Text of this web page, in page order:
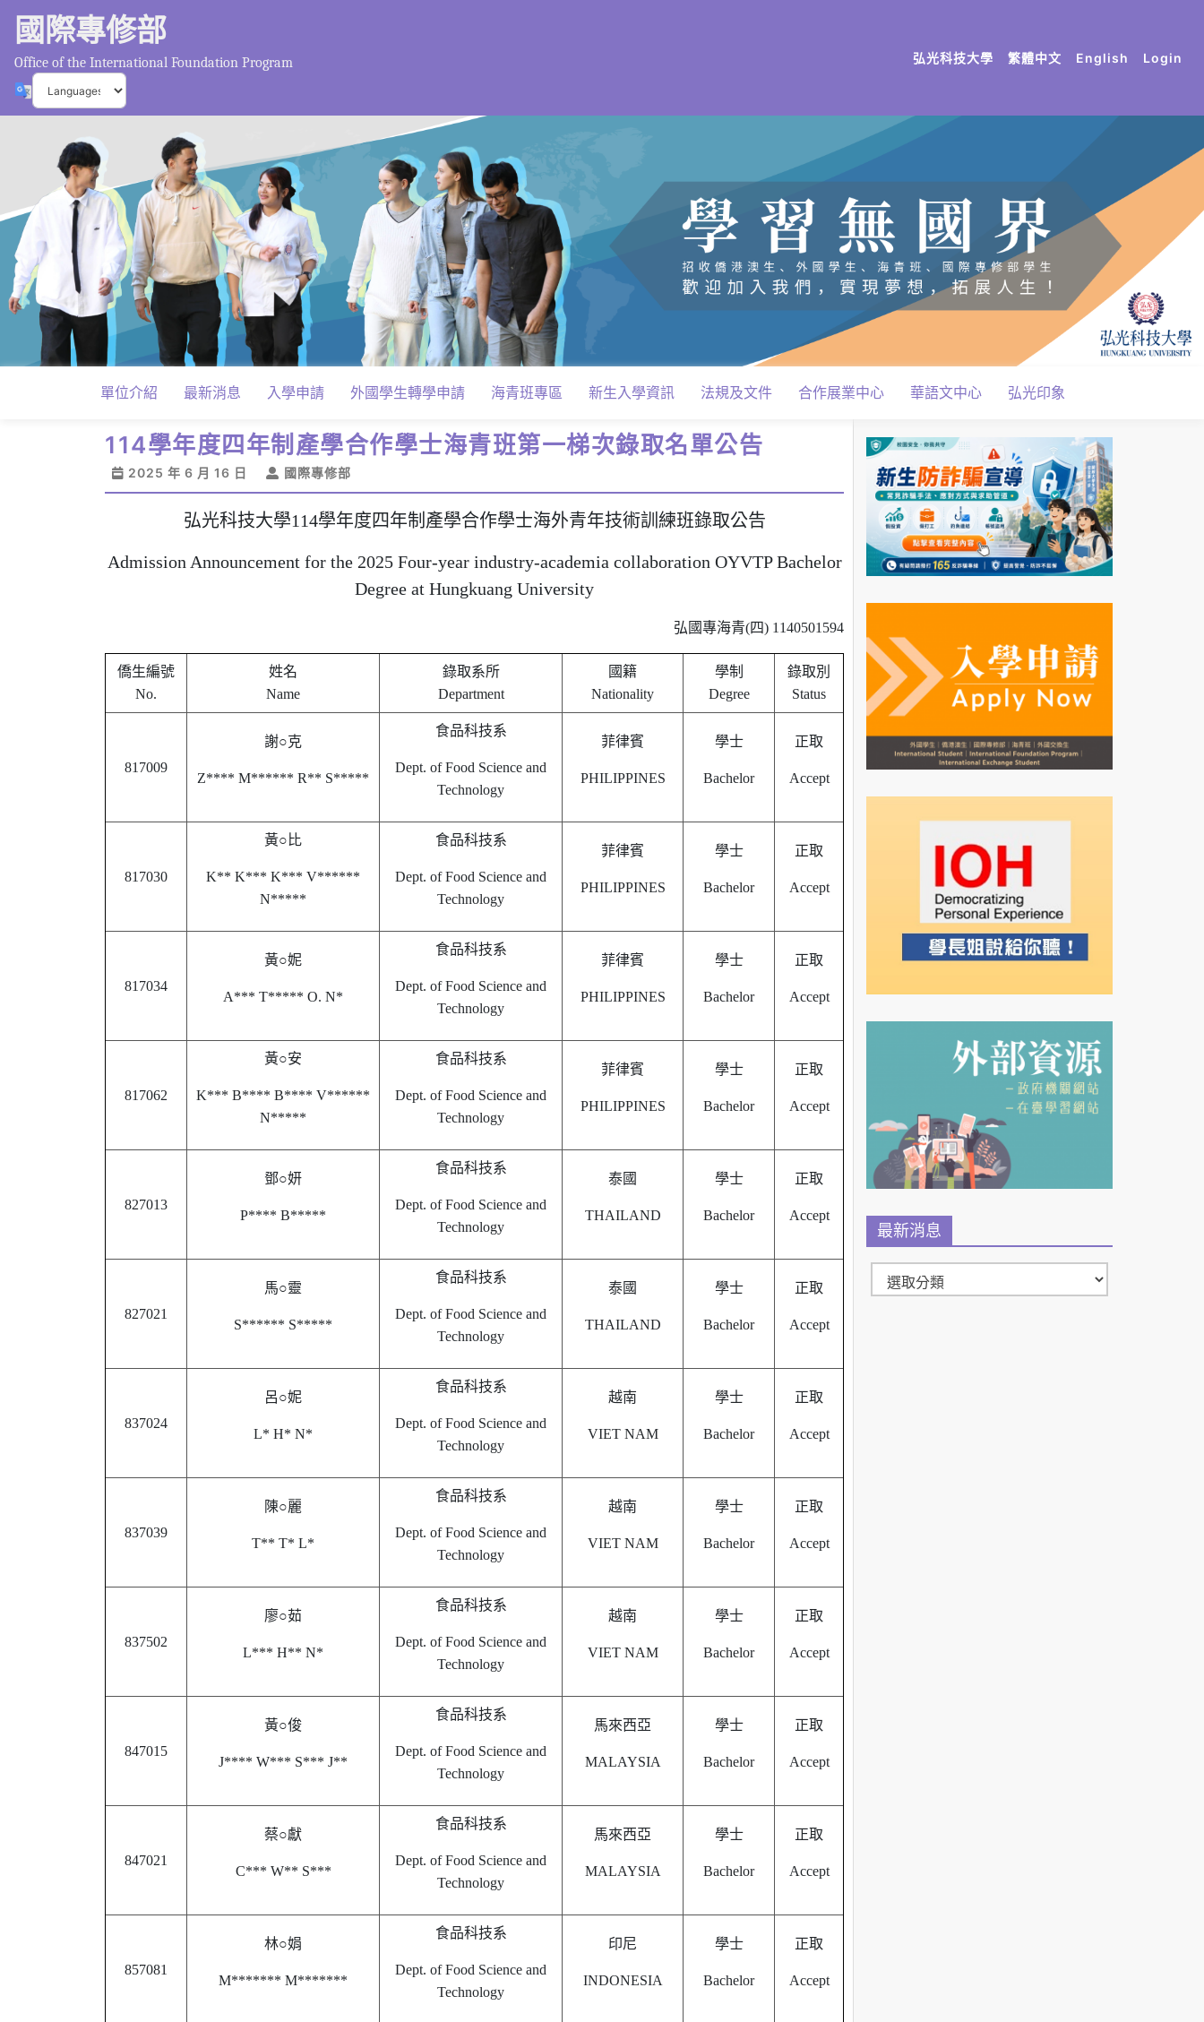
國際專修部
Office of the International Foundation Program (current)
(current)
弘光科技大學 (current)
繁體中文 (current)
English (current)
Login
單位介紹 最新消息 入學申請 外國學生轉學申請 海青班專區 新生入學資訊 法規及文件 合作展業中心 華語文中心 弘光印象
114學年度四年制產學合作學士海青班第一梯次錄取名單公告
2025 年 6 月 16 日 國際專修部
弘光科技大學114學年度四年制產學合作學士海外青年技術訓練班錄取公告
Admission Announcement for the 2025 Four-year industry-academia collaboration OYVTP Bachelor
Degree at Hungkuang University
弘國專海青(四) 1140501594
僑生編號
No.
姓名
Name
錄取系所
Department
國籍
Nationality
學制
Degree
錄取別
Status
817009
謝○克
Z**** M****** R** S*****
食品科技系
Dept. of Food Science and
Technology
菲律賓
PHILIPPINES
學士
Bachelor
正取
Accept
817030
黃○比
K** K*** K*** V******
N*****
食品科技系
Dept. of Food Science and
Technology
菲律賓
PHILIPPINES
學士
Bachelor
正取
Accept
817034
黃○妮
A*** T***** O. N*
食品科技系
Dept. of Food Science and
Technology
菲律賓
PHILIPPINES
學士
Bachelor
正取
Accept
817062
黃○安
K*** B**** B**** V******
N*****
食品科技系
Dept. of Food Science and
Technology
菲律賓
PHILIPPINES
學士
Bachelor
正取
Accept
827013
鄧○妍
P**** B*****
食品科技系
Dept. of Food Science and
Technology
泰國
THAILAND
學士
Bachelor
正取
Accept
827021
馬○靈
S****** S*****
食品科技系
Dept. of Food Science and
Technology
泰國
THAILAND
學士
Bachelor
正取
Accept
837024
呂○妮
L* H* N*
食品科技系
Dept. of Food Science and
Technology
越南
VIET NAM
學士
Bachelor
正取
Accept
837039
陳○麗
T** T* L*
食品科技系
Dept. of Food Science and
Technology
越南
VIET NAM
學士
Bachelor
正取
Accept
837502
廖○茹
L*** H** N*
食品科技系
Dept. of Food Science and
Technology
越南
VIET NAM
學士
Bachelor
正取
Accept
847015
黃○俊
J**** W*** S*** J**
食品科技系
Dept. of Food Science and
Technology
馬來西亞
MALAYSIA
學士
Bachelor
正取
Accept
847021
蔡○獻
C*** W** S***
食品科技系
Dept. of Food Science and
Technology
馬來西亞
MALAYSIA
學士
Bachelor
正取
Accept
857081
林○娟
M******* M*******
食品科技系
Dept. of Food Science and
Technology
印尼
INDONESIA
學士
Bachelor
正取
Accept
最新消息